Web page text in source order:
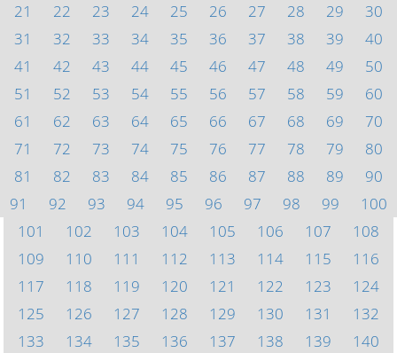
21
22 23 24 25 26 27 28 29
30
31
32 33 34 35 36 37 38 39
40
41
42 43 44 45 46 47 48 49
50
51
52 53 54 55 56 57 58 59
60
61
62 63 64 65 66 67 68 69
70
71
72 73 74 75 76 77 78 79
80
81
82 83 84 85 86 87 88 89
90
91
92 93 94 95 96 97 98 99
100
101
102 103 104 105 106 107
108
109
110 111 112 113 114 115
116
117
118 119 120 121 122 123
124
125
126 127 128 129 130 131
132
133
134 135 136 137 138 139
140